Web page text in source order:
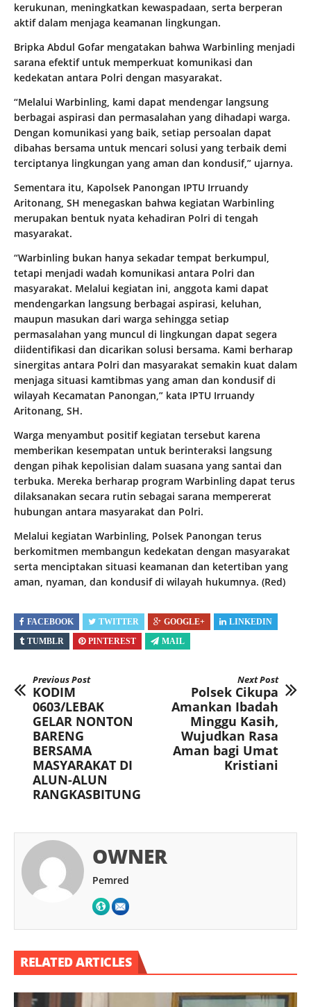
kerukunan, meningkatkan kewaspadaan, serta berperan
aktif dalam menjaga keamanan lingkungan.
Bripka Abdul Gofar mengatakan bahwa Warbinling menjadi
sarana efektif untuk memperkuat komunikasi dan
kedekatan antara Polri dengan masyarakat.
“Melalui Warbinling, kami dapat mendengar langsung
berbagai aspirasi dan permasalahan yang dihadapi warga.
Dengan komunikasi yang baik, setiap persoalan dapat
dibahas bersama untuk mencari solusi yang terbaik demi
terciptanya lingkungan yang aman dan kondusif,” ujarnya.
Sementara itu, Kapolsek Panongan IPTU Irruandy
Aritonang, SH menegaskan bahwa kegiatan Warbinling
merupakan bentuk nyata kehadiran Polri di tengah
masyarakat.
“Warbinling bukan hanya sekadar tempat berkumpul,
tetapi menjadi wadah komunikasi antara Polri dan
masyarakat. Melalui kegiatan ini, anggota kami dapat
mendengarkan langsung berbagai aspirasi, keluhan,
maupun masukan dari warga sehingga setiap
permasalahan yang muncul di lingkungan dapat segera
diidentifikasi dan dicarikan solusi bersama. Kami berharap
sinergitas antara Polri dan masyarakat semakin kuat dalam
menjaga situasi kamtibmas yang aman dan kondusif di
wilayah Kecamatan Panongan,” kata IPTU Irruandy
Aritonang, SH.
Warga menyambut positif kegiatan tersebut karena
memberikan kesempatan untuk berinteraksi langsung
dengan pihak kepolisian dalam suasana yang santai dan
terbuka. Mereka berharap program Warbinling dapat terus
dilaksanakan secara rutin sebagai sarana mempererat
hubungan antara masyarakat dan Polri.
Melalui kegiatan Warbinling, Polsek Panongan terus
berkomitmen membangun kedekatan dengan masyarakat
serta menciptakan situasi keamanan dan ketertiban yang
aman, nyaman, dan kondusif di wilayah hukumnya. (Red)
FACEBOOK TWITTER GOOGLE+
LINKEDIN
TUMBLR
PINTEREST MAIL
Previous Post
KODIM
0603/LEBAK
GELAR NONTON
BARENG
BERSAMA
MASYARAKAT DI
ALUN-ALUN
RANGKASBITUNG
Next Post
Polsek Cikupa
Amankan Ibadah
Minggu Kasih,
Wujudkan Rasa
Aman bagi Umat
Kristiani
OWNER
Pemred
RELATED ARTICLES